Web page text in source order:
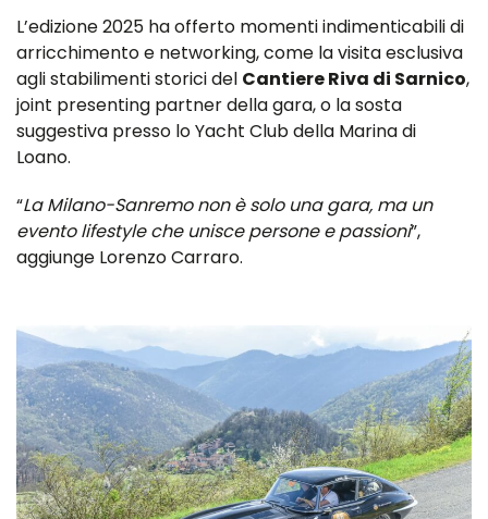
L’edizione 2025 ha offerto momenti indimenticabili di
arricchimento e networking, come la visita esclusiva
agli stabilimenti storici del Cantiere Riva di Sarnico,
joint presenting partner della gara, o la sosta
suggestiva presso lo Yacht Club della Marina di
Loano.
“La Milano-Sanremo non è solo una gara, ma un
evento lifestyle che unisce persone e passioni”,
aggiunge Lorenzo Carraro.